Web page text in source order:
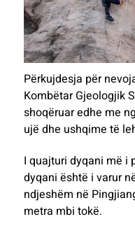
Përkujdesja për
Kombëtar Gjeologjik
shoqëruar edhe me
ujë dhe ushqime të
I quajturi dyqani më i
dyqani është i varur
ndjeshëm në
metra mbi tokë.